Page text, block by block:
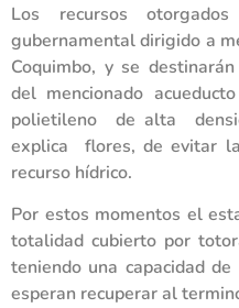
Los recursos
gubernamental dirigido a
Coquimbo, y se
del mencionado
polietileno de alta
explica flores, de evitar
recurso hídrico.
Por estos momentos el
totalidad cubierto por
teniendo una capacidad
esperan recuperar al